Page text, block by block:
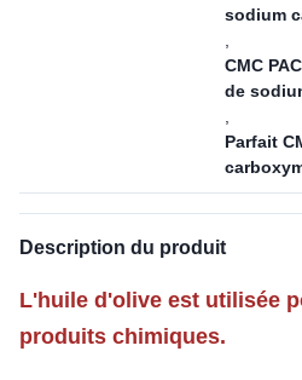
sodium
CMC
de
Parfait
Description du produit
L'huile d'olive est utilisée
produits chimiques.